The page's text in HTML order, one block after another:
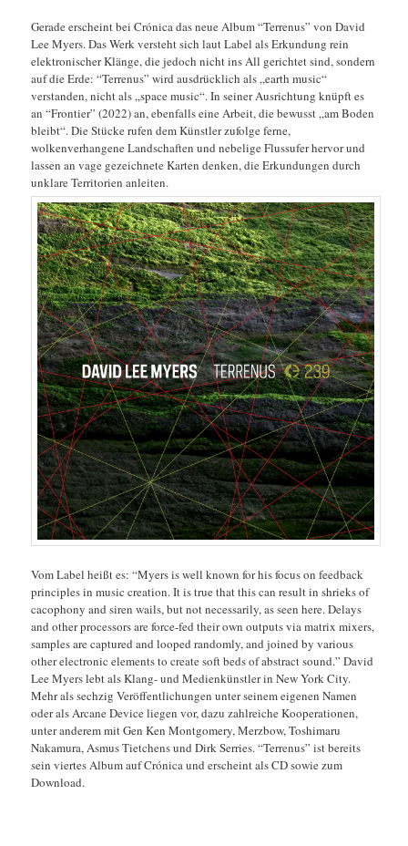
Gerade erscheint bei Crónica das neue Album “Terrenus” von David
Lee Myers. Das Werk versteht sich laut Label als Erkundung rein
elektronischer Klänge, die jedoch nicht ins All gerichtet sind, sondern
auf die Erde: “Terrenus” wird ausdrücklich als „earth music“
verstanden, nicht als „space music“. In seiner Ausrichtung knüpft es
an “Frontier” (2022) an, ebenfalls eine Arbeit, die bewusst „am Boden
bleibt“. Die Stücke rufen dem Künstler zufolge ferne,
wolkenverhangene Landschaften und nebelige Flussufer hervor und
lassen an vage gezeichnete Karten denken, die Erkundungen durch
unklare Territorien anleiten.
Vom Label heißt es: “Myers is well known for his focus on feedback
principles in music creation. It is true that this can result in shrieks of
cacophony and siren wails, but not necessarily, as seen here. Delays
and other processors are force-fed their own outputs via matrix mixers,
samples are captured and looped randomly, and joined by various
other electronic elements to create soft beds of abstract sound.” David
Lee Myers lebt als Klang- und Medienkünstler in New York City.
Mehr als sechzig Veröffentlichungen unter seinem eigenen Namen
oder als Arcane Device liegen vor, dazu zahlreiche Kooperationen,
unter anderem mit Gen Ken Montgomery, Merzbow, Toshimaru
Nakamura, Asmus Tietchens und Dirk Serries. “Terrenus” ist bereits
sein viertes Album auf Crónica und erscheint als CD sowie zum
Download.